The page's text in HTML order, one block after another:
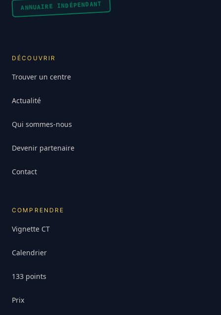
ANNUAIRE INDÉPENDANT
DÉCOUVRIR
Trouver un centre
Actualité
Qui sommes-nous
Devenir partenaire
Contact
COMPRENDRE
Vignette CT
Calendrier
133 points
Prix